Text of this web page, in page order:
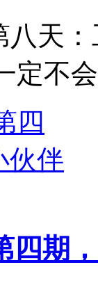
八天
定不
四期